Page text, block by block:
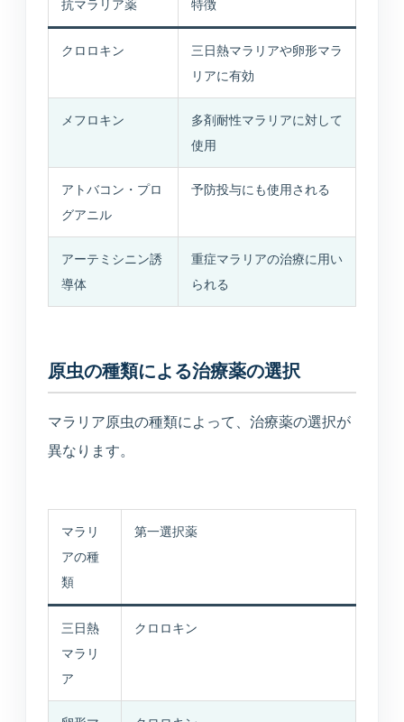
抗マラリア薬 特徴
クロロキン
三日熱マラリアや卵形マラ
リアに有効
メフロキン
多剤耐性マラリアに対して
使用
アトバコン・プロ
グアニル
予防投与にも使用される
アーテミシニン誘
導体
重症マラリアの治療に用い
られる
原虫の種類による治療薬の選択
マラリア原虫の種類によって、治療薬の選択が
異なります。
マラリ
アの種
類
第一選択薬
三日熱
マラリ
ア
クロロキン